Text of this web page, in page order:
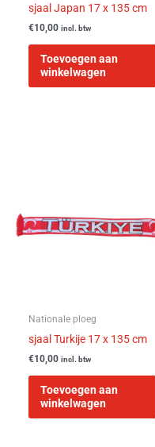
sjaal Japan 17 x 135 cm
€10,00 incl. btw
Toevoegen aan
winkelwagen
Nationale ploeg
sjaal Turkije 17 x 135 cm
€10,00 incl. btw
Toevoegen aan
winkelwagen